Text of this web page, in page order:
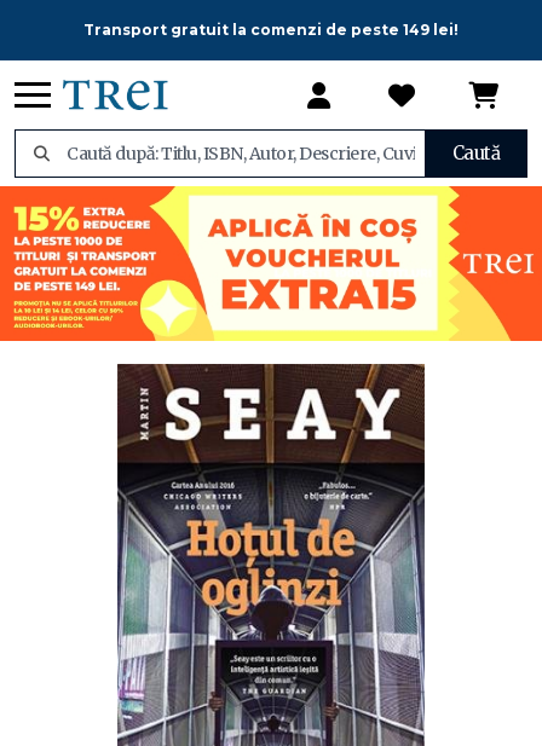
Transport gratuit la comenzi de peste 149 lei!
Caută